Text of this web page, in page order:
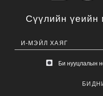
Сүүлийн үеийн
Би нууцлалын